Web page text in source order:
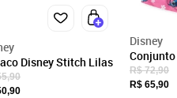
Disney Stitch Lilas
Disney
R$ 72,90
R$ 65,90